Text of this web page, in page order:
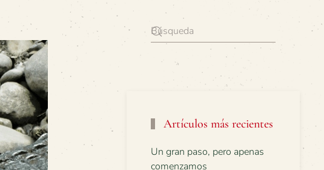
Artículos más recientes
Un gran paso, pero apenas
comenzamos